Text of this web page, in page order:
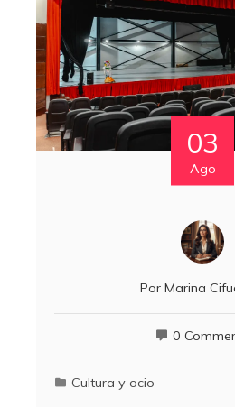
03
Ago
Por Marina
0
Cultura y ocio